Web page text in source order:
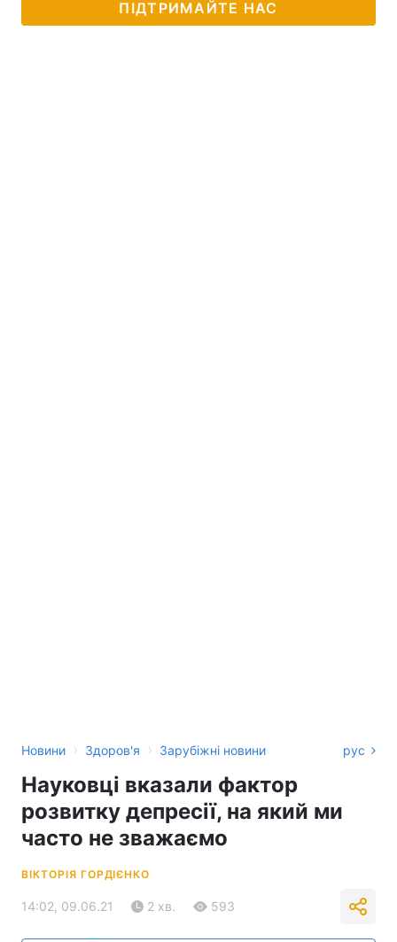
ПІДТРИМАЙТЕ НАС
Новини › Здоров'я › Зарубіжні новини рус
Науковці вказали фактор
розвитку депресії, на який ми
часто не зважаємо
ВІКТОРІЯ ГОРДІЄНКО
14:02, 09.06.21 2 хв. 593